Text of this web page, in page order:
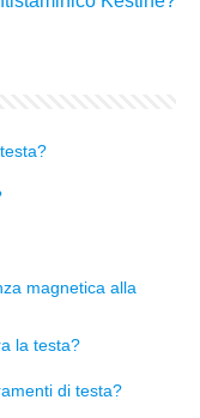
magnetica alla
la testa?
di testa?